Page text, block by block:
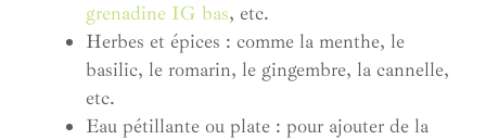
grenadine IG bas, etc.
Herbes et épices : comme la menthe, le
basilic, le romarin, le gingembre, la cannelle,
etc.
Eau pétillante ou plate : pour ajouter de la